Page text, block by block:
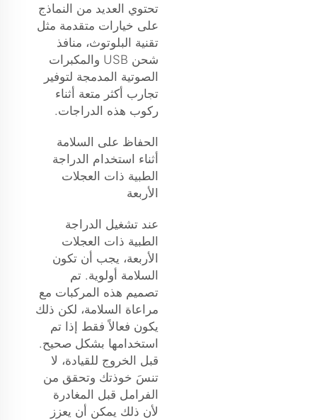
تحتوي العديد من النماذج
على خيارات متقدمة مثل
تقنية البلوتوث، منافذ
شحن USB والمكبرات
الصوتية المدمجة لتوفير
تجارب أكثر متعة أثناء
ركوب هذه الدراجات.
الحفاظ على السلامة
أثناء استخدام الدراجة
الطبية ذات العجلات
الأربعة
عند تشغيل الدراجة
الطبية ذات العجلات
الأربعة، يجب أن تكون
السلامة أولوية. تم
تصميم هذه المركبات مع
مراعاة السلامة، لكن ذلك
يكون فعالاً فقط إذا تم
استخدامها بشكل صحيح.
قبل الخروج للقيادة، لا
تنسَ خوذتك وتحقق من
الفرامل قبل المغادرة
لأن ذلك يمكن أن يعزز